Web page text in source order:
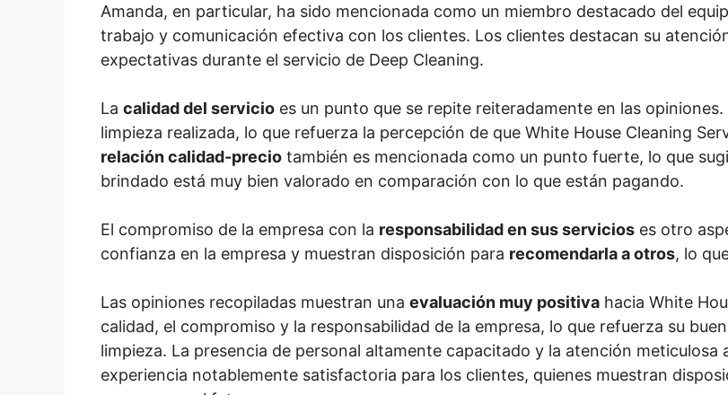
Amanda, en particular, ha sido mencionada como un miembro destacado del
trabajo y comunicación efectiva con los clientes. Los clientes destacan su
expectativas durante el servicio de Deep Cleaning.
La calidad del servicio es un punto que se repite reiteradamente en las
limpieza realizada, lo que refuerza la percepción de que White House Cleaning
relación calidad-precio también es mencionada como un punto fuerte, lo que
brindado está muy bien valorado en comparación con lo que están pagando.
El compromiso de la empresa con la responsabilidad en sus servicios es otro
confianza en la empresa y muestran disposición para recomendarla a otros, lo
Las opiniones recopiladas muestran una evaluación muy positiva hacia White
calidad, el compromiso y la responsabilidad de la empresa, lo que refuerza su
limpieza. La presencia de personal altamente capacitado y la atención
experiencia notablemente satisfactoria para los clientes, quienes muestran